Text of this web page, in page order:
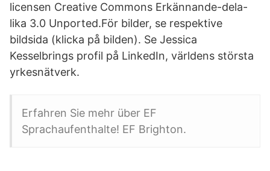
licensen Creative Commons Erkännande-dela-
lika 3.0 Unported.För bilder, se respektive
bildsida (klicka på bilden). Se Jessica
Kesselbrings profil på LinkedIn, världens största
yrkesnätverk.
Erfahren Sie mehr über EF
Sprachaufenthalte! EF Brighton.